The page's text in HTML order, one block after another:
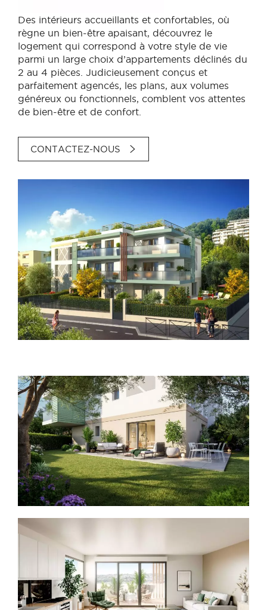
Des intérieurs accueillants et confortables, où
règne un bien-être apaisant, découvrez le
logement qui correspond à votre style de vie
parmi un large choix d’appartements déclinés du
2 au 4 pièces. Judicieusement conçus et
parfaitement agencés, les plans, aux volumes
généreux ou fonctionnels, comblent vos attentes
de bien-être et de confort.
CONTACTEZ-NOUS